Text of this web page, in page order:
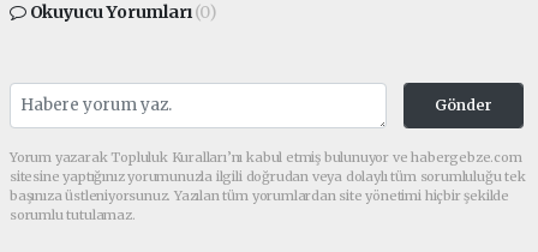
Okuyucu Yorumları(0)
Gönder
Yorum yazarak Topluluk Kuralları’nı kabul etmiş bulunuyor ve habergebze.com
sitesine yaptığınız yorumunuzla ilgili doğrudan veya dolaylı tüm sorumluluğu tek
başınıza üstleniyorsunuz. Yazılan tüm yorumlardan site yönetimi hiçbir şekilde
sorumlu tutulamaz.